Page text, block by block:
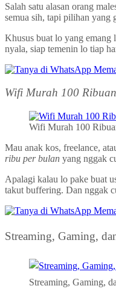
Salah satu alasan orang
semua sih, tapi pilihan yang
Khusus buat lo yang emang
nyala, siap temenin lo tiap
Wifi Murah 100
Wifi Murah 100
Mau anak kos, freelance,
ribu per bulan yang nggak
Apalagi kalau lo pake buat
takut buffering. Dan nggak
Streaming, Gaming,
Streaming, Gaming,